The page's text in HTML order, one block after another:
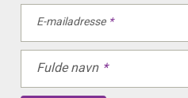
E-mailadresse
Fulde navn